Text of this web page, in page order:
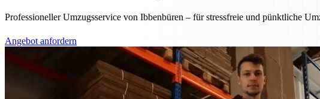
Professioneller Umzugsservice von Ibbenbüren – für stressfreie und pünktliche
Angebot anfordern